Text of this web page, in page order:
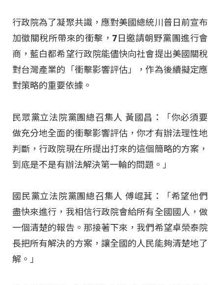
行政院為了凝聚共識，應對美國總統川普日前宣布
加徵關稅所帶來的衝擊，7日邀請朝野黨團進行會
商，藍白都希望行政院能儘快向社會提出美國關稅
對台灣產業的「衝擊影響評估」，作為後續擬定應
對策略的重要依據。
民眾黨立法院黨團總召集人 黃國昌：「你必須要
做充分地全面的衝擊影響評估，你才有辦法理性地
判斷，行政院現在所提出打來的這個簡略的方案，
到底是不是有辦法解決第一輪的問題。」
國民黨立法院黨團總召集人 傅崐萁：「希望他們
盡快來進行，我相信行政院會給所有全國國人，做
一個清楚的報告。那接著下來，我們希望卓榮泰院
長把所有解決的方案，讓全國的人民能夠清楚地了
解。」